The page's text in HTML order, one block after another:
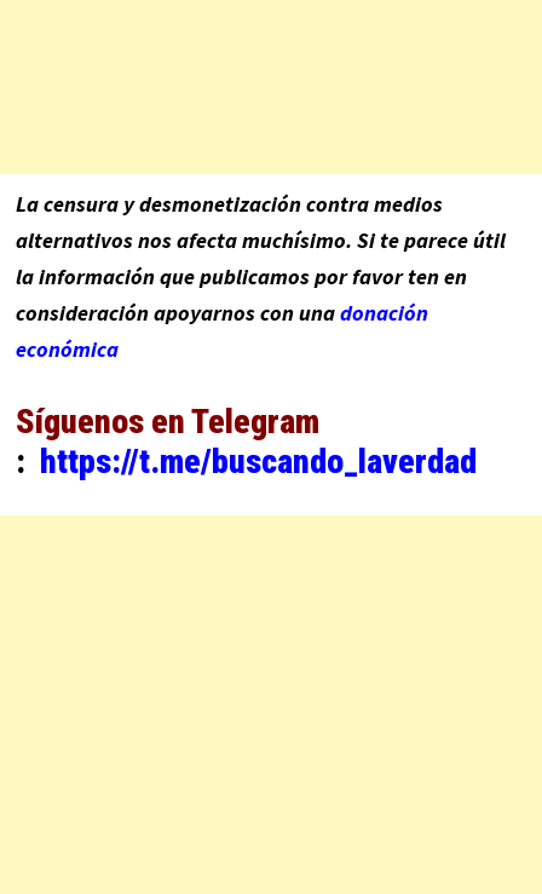
La censura y desmonetización contra medios
alternativos nos afecta muchísimo. Si te parece útil
la información que publicamos por favor ten en
consideración apoyarnos con unadonación
económica
Síguenos en Telegram
: https://t.me/buscando_laverdad